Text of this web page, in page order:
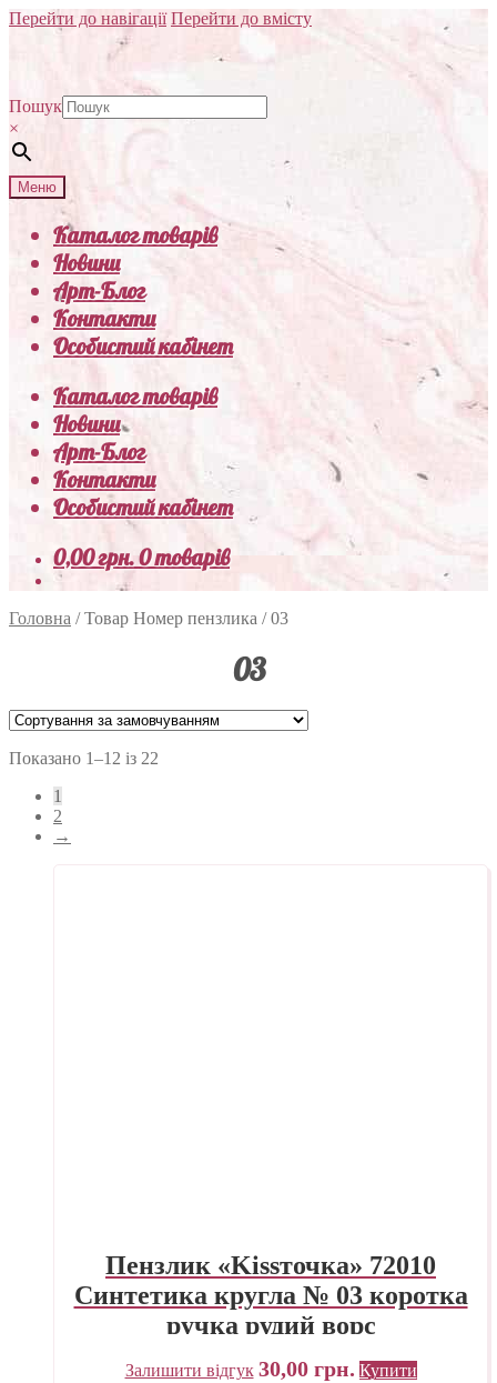
Перейти до навігації Перейти до вмісту
Пошук
×
Меню
Каталог товарів
Новини
Арт-Блог
Контакти
Особистий кабінет
Каталог товарів
Новини
Арт-Блог
Контакти
Особистий кабінет
0,00грн.0 товарів
Головна /Товар Номер пензлика /03
03
Показано 1–12 із 22
1
2
→
Пензлик «Kissточка» 72010
Синтетика кругла № 03 коротка
ручка рудий ворс
Залишити відгук 30,00 грн. Купити